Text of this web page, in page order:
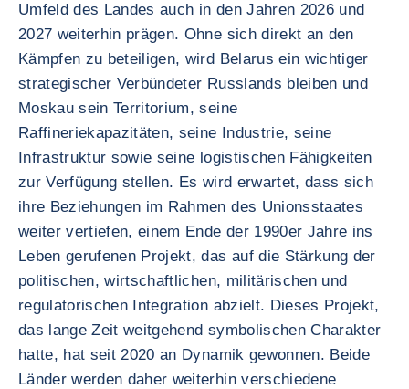
Umfeld des Landes auch in den Jahren 2026 und
2027 weiterhin prägen. Ohne sich direkt an den
Kämpfen zu beteiligen, wird Belarus ein wichtiger
strategischer Verbündeter Russlands bleiben und
Moskau sein Territorium, seine
Raffineriekapazitäten, seine Industrie, seine
Infrastruktur sowie seine logistischen Fähigkeiten
zur Verfügung stellen. Es wird erwartet, dass sich
ihre Beziehungen im Rahmen des Unionsstaates
weiter vertiefen, einem Ende der 1990er Jahre ins
Leben gerufenen Projekt, das auf die Stärkung der
politischen, wirtschaftlichen, militärischen und
regulatorischen Integration abzielt. Dieses Projekt,
das lange Zeit weitgehend symbolischen Charakter
hatte, hat seit 2020 an Dynamik gewonnen. Beide
Länder werden daher weiterhin verschiedene